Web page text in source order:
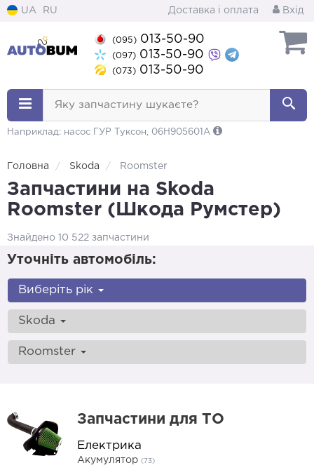
UA RU Доставка і оплата Вхід
(095) 013-50-90
(097) 013-50-90
(073) 013-50-90
Яку запчастину шукаєте?
Наприклад: насос ГУР Туксон, 06H905601A
Головна Skoda Roomster
Запчастини на Skoda
Roomster (Шкода Румстер)
Знайдено 10 522 запчастини
Уточніть автомобіль:
Виберіть рік
Skoda
Roomster
Запчастини для ТО
Електрика
Акумулятор (73)